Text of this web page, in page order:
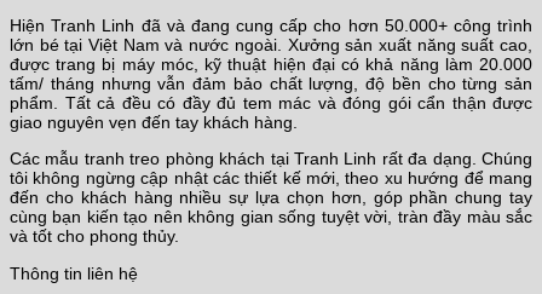
Hiện Tranh Linh đã và đang cung cấp cho hơn 50.000+ công trình
lớn bé tại Việt Nam và nước ngoài. Xưởng sản xuất năng suất cao,
được trang bị máy móc, kỹ thuật hiện đại có khả năng làm 20.000
tấm/ tháng nhưng vẫn đảm bảo chất lượng, độ bền cho từng sản
phẩm. Tất cả đều có đầy đủ tem mác và đóng gói cẩn thận được
giao nguyên vẹn đến tay khách hàng.
Các mẫu tranh treo phòng khách tại Tranh Linh rất đa dạng. Chúng
tôi không ngừng cập nhật các thiết kế mới, theo xu hướng để mang
đến cho khách hàng nhiều sự lựa chọn hơn, góp phần chung tay
cùng bạn kiến tạo nên không gian sống tuyệt vời, tràn đầy màu sắc
và tốt cho phong thủy.
Thông tin liên hệ